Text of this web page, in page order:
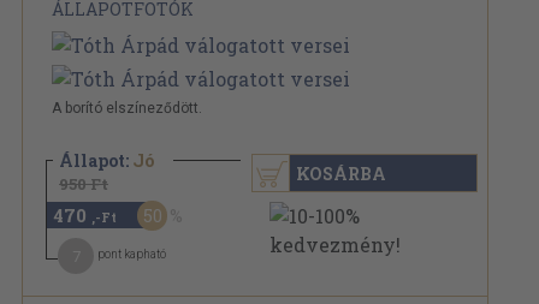
ÁLLAPOTFOTÓK
A borító elszíneződött.
Állapot: Jó
950 Ft
470 ,-Ft 50
pont kapható
KOSÁRBA